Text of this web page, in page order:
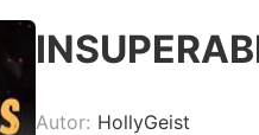
Autor: HollyGeist